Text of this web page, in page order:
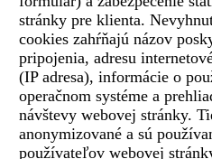
stránky pre klienta.
cookies zahŕňajú názov
pripojenia, adresu
(IP adresa), informácie o
operačnom systéme a
návštevy webovej stránky.
anonymizované a sú
používateľov webovej